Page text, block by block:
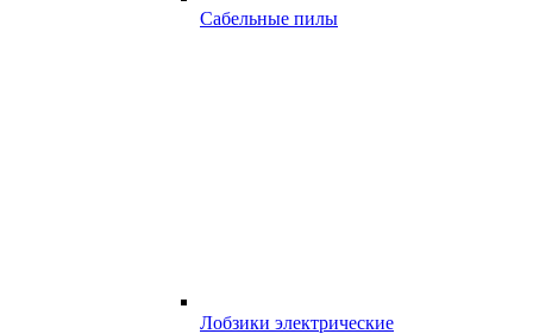
Сабельные пилы
Лобзики электрические